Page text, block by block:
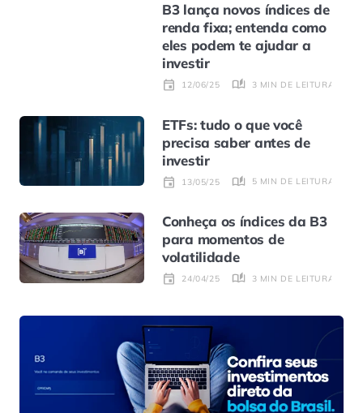
B3 lança novos índices de
renda fixa; entenda como
eles podem te ajudar a
investir
12/06/25 3 MIN DE LEITURA
ETFs: tudo o que você
precisa saber antes de
investir
13/05/25 5 MIN DE LEITURA
Conheça os índices da B3
para momentos de
volatilidade
24/04/25 3 MIN DE LEITURA